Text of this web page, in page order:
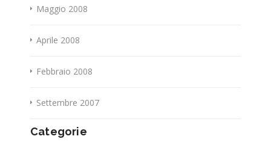
Maggio 2008
Aprile 2008
Febbraio 2008
Settembre 2007
Categorie